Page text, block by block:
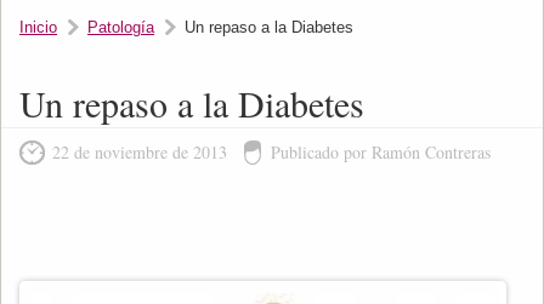
Inicio Patología Un repaso a la Diabetes
Un repaso a la Diabetes
22 de noviembre de 2013 Publicado por Ramón Contreras